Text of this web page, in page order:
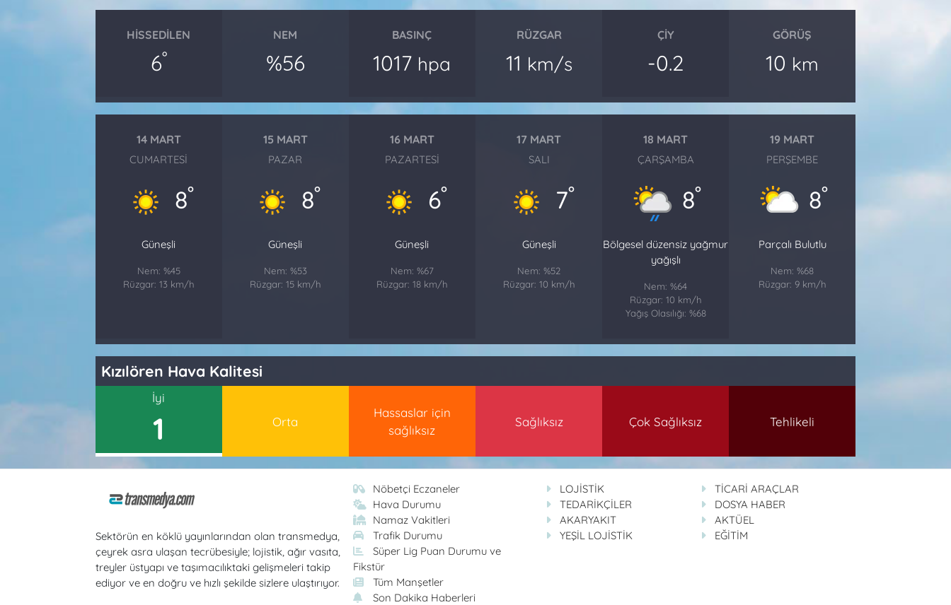
HISSEDILEN
6°
NEM
%56
BASINÇ
1017 hpa
RÜZGAR
11 km/s
ÇIY
-0.2
GÖRÜŞ
10 km
14 MART
CUMARTESI
8°
Güneşli
Nem: %45
Rüzgar: 13 km/h
15 MART
PAZAR
8°
Güneşli
Nem: %53
Rüzgar: 15 km/h
16 MART
PAZARTESI
6°
Güneşli
Nem: %67
Rüzgar: 18 km/h
17 MART
SALI
7°
Güneşli
Nem: %52
Rüzgar: 10 km/h
18 MART
ÇARŞAMBA
8°
Bölgesel düzensiz yağmur
yağışlı
Nem: %64
Rüzgar: 10 km/h
Yağış Olasılığı: %68
19 MART
PERŞEMBE
8°
Parçalı Bulutlu
Nem: %68
Rüzgar: 9 km/h
Kızılören Hava Kalitesi
İyi
1 Orta
Hassaslar için
sağlıksız
Sağlıksız Çok Sağlıksız Tehlikeli
Sektörün en köklü yayınlarından olan transmedya,
çeyrek asra ulaşan tecrübesiyle; lojistik, ağır vasıta,
treyler üstyapı ve taşımacılıktaki gelişmeleri takip
ediyor ve en doğru ve hızlı şekilde sizlere ulaştırıyor.
Nöbetçi Eczaneler
Hava Durumu
Namaz Vakitleri
Trafik Durumu
Süper Lig Puan Durumu ve
Fikstür
Tüm Manşetler
Son Dakika Haberleri
LOJİSTİK
TİCARİ ARAÇLAR
TEDARİKÇİLER
DOSYA HABER
AKARYAKIT
AKTÜEL
YEŞİL LOJİSTİK
EĞİTİM